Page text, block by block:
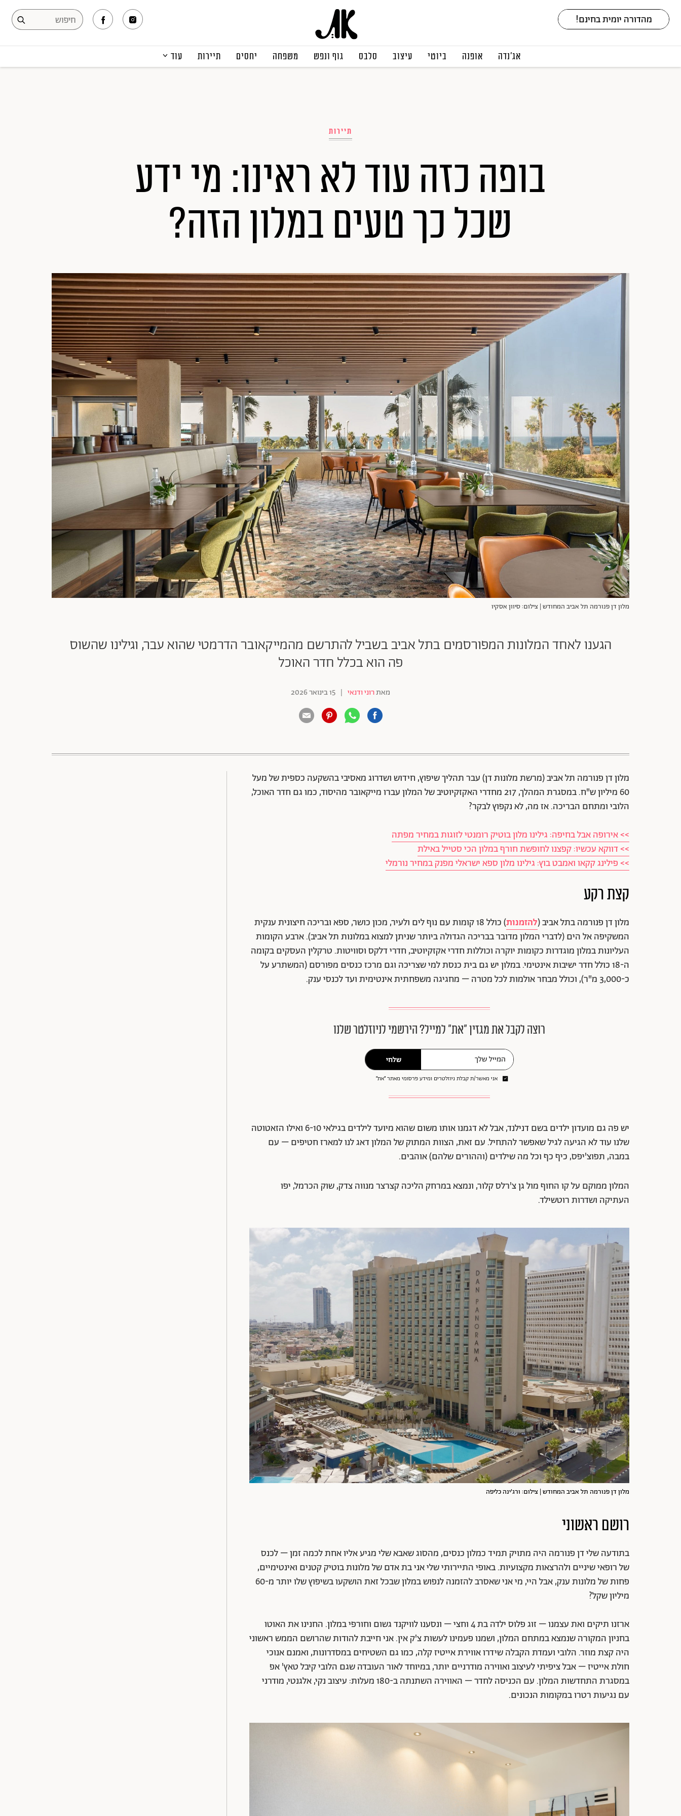
אג׳נדה אופנה ביוטי עיצוב סלבס גוף ונפש משפחה יחסים תיירות עוד
תיירות
בופה כזה עוד לא ראינו: מי ידע
שכל כך טעים במלון הזה?
מלון דן פנורמה תל אביב המחודש | צילום: סיוון אסקיו
הגענו לאחד המלונות המפורסמים בתל אביב בשביל להתרשם מהמייקאובר הדרמטי שהוא עבר, וגילינו שהשוס
פה הוא בכלל חדר האוכל
מאתרוני ודנאי | 15 בינואר 2026
מלון דן פנורמה תל אביב (מרשת מלונות דן) עבר תהליך שיפוץ, חידוש ושדרוג מאסיבי בהשקעה כספית של מעל
60 מיליון ש"ח. במסגרת המהלך, 217 מחדרי האקזקיוטיב של המלון עברו מייקאובר מהיסוד, כמו גם חדר האוכל,
הלובי ומתחם הבריכה. אז מה, לא נקפוץ לבקר?
>> אירופה אבל בחיפה: גילינו מלון בוטיק רומנטי לזוגות במחיר מפתה
>> דווקא עכשיו: קפצנו לחופשת חורף במלון הכי סטייל באילת
>> פילינג קקאו ואמבט בוץ: גילינו מלון ספא ישראלי מפנק במחיר נורמלי
קצת רקע
מלון דן פנורמה בתל אביב (להזמנות
) כולל 18 קומות עם נוף לים ולעיר, מכון כושר, ספא ובריכה חיצונית ענקית
המשקיפה אל הים (לדברי המלון מדובר בבריכה הגדולה ביותר שניתן למצוא במלונות תל אביב). ארבע הקומות
העליונות במלון מוגדרות כקומות יוקרה וכוללות חדרי אקזקיוטיב, חדרי דלקס וסוויטות. טרקלין העסקים בקומה
ה-18 כולל חדר ישיבות אינטימי. במלון יש גם בית כנסת למי שצריכה וגם מרכז כנסים מפורסם (המשתרע על
כ-3,000 מ"ר), וכולל מבחר אולמות לכל מטרה – מחגיגה משפחתית אינטימית ועד לכנסי ענק.
רוצה לקבל את מגזין ״את״ למייל? הירשמי לניוזלטר שלנו
שלחי
אני מאשר/ת קבלת ניוזלטרים ומידע פרסומי מאתר ״את״
יש פה גם מועדון ילדים בשם דנילנד, אבל לא דגמנו אותו משום שהוא מיועד לילדים בגילאי 6-10 ואילו הזאטוטה
שלנו עוד לא הגיעה לגיל שאפשר להתחיל. עם זאת, הצוות המתוק של המלון דאג לנו למארז חטיפים – עם
במבה, תפוצ'יפס, כיף כף וכל מה שילדים (וההורים שלהם) אוהבים.
המלון ממוקם על קו החוף מול גן צ'רלס קלור, ונמצא במרחק הליכה קצרצר מנווה צדק, שוק הכרמל, יפו
העתיקה ושדרות רוטשילד.
מלון דן פנורמה תל אביב המחודש | צילום: ורג'ינה כליפה
רושם ראשוני
בתודעה שלי דן פנורמה היה מתויק תמיד כמלון כנסים, מהסוג שאבא שלי מגיע אליו אחת לכמה זמן – לכנס
של רופאי שיניים ולהרצאות מקצועיות. באופי התיירותי שלי אני בת אדם של מלונות בוטיק קטנים ואינטימיים,
פחות של מלונות ענק, אבל היי, מי אני שאסרב להזמנה לנפוש במלון שבכל זאת הושקעו בשיפוץ שלו יותר מ-60
מיליון שקל?
ארזנו תיקים ואת עצמנו – זוג פלוס ילדה בת 4 וחצי – ונסענו לוויקנד גשום וחורפי במלון. החנינו את האוטו
בחניון המקורה שנמצא במתחם המלון, ושמנו פעמינו לעשות צ'ק אין. אני חייבת להודות שהרושם הממש ראשוני
היה קצת מוזר. הלובי ועמדת הקבלה שידרו אווירת אייטיז קלה, כמו גם השטיחים במסדרונות, ואמנם אנוכי
חולת אייטיז – אבל ציפיתי לעיצוב ואווירה מודרניים יותר, במיוחד לאור העובדה שגם הלובי קיבל טאץ' אפ
במסגרת התחדשות המלון. עם הכניסה לחדר – האווירה השתנתה ב-180 מעלות: עיצוב נקי, אלגנטי, מודרני
עם נגיעות רטרו במקומות הנכונים.